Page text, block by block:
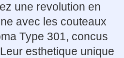
une revolution en
avec les couteaux
Type 301, concus
esthetique unique